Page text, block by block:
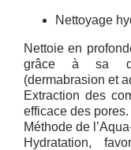
Nettoyage
Nettoie en
grâce à sa
(dermabrasion et
Extraction des
efficace des pores.
Méthode de
Hydratation,